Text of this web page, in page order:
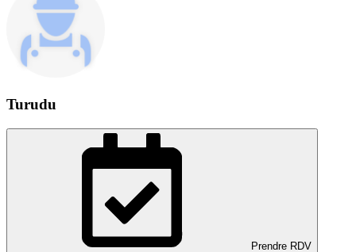
Turudu
Prendre RDV